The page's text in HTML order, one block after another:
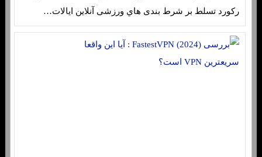
رکورد تسلط بر شرط بندی هاي‌ ورزشی آنلاین ایالات…